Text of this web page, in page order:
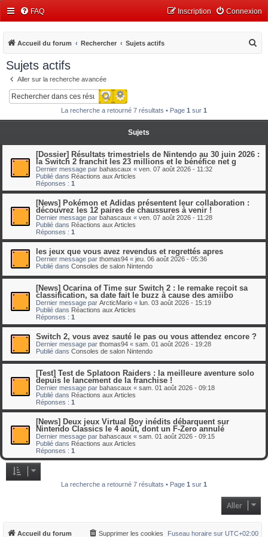
FAQ Connexion
Inscription
Accueil du forum Rechercher Sujets actifs
e
Sujets actifs
Aller sur la recherche avancée
Rechercher
Recherche avancée
La recherche a retourné 7 résultats • Page 1 sur 1
Sujets
[Dossier] Résultats trimestriels de Nintendo au 30 juin 2026 :
la Switch 2 franchit les 23 millions et le bénéfice net g
Dernier message par bahascaux « ven. 07 août 2026 - 11:32
Publié dans Réactions aux Articles
Réponses : 1
[News] Pokémon et Adidas présentent leur collaboration :
découvrez les 12 paires de chaussures à venir !
Dernier message par bahascaux « ven. 07 août 2026 - 11:28
Publié dans Réactions aux Articles
Réponses : 1
les jeux que vous avez revendus et regrettés apres
Dernier message par thomas94 « jeu. 06 août 2026 - 05:36
Publié dans Consoles de salon Nintendo
[News] Ocarina of Time sur Switch 2 : le remake reçoit sa
classification, sa date fait le buzz à cause des amiibo
Dernier message par ArcticMario « lun. 03 août 2026 - 15:19
Publié dans Réactions aux Articles
Réponses : 1
Switch 2, vous avez sauté le pas ou vous attendez encore ?
Dernier message par thomas94 « sam. 01 août 2026 - 19:28
Publié dans Consoles de salon Nintendo
[Test] Test de Splatoon Raiders : la meilleure aventure solo
depuis le lancement de la franchise !
Dernier message par bahascaux « sam. 01 août 2026 - 09:18
Publié dans Réactions aux Articles
Réponses : 1
[News] Deux jeux Virtual Boy inédits débarquent sur
Nintendo Classics le 4 août, dont un F-Zero annulé
Dernier message par bahascaux « sam. 01 août 2026 - 09:15
Publié dans Réactions aux Articles
Réponses : 1
La recherche a retourné 7 résultats • Page 1 sur 1
Aller
Accueil du forum Fuseau horaire sur UTC+02:00
Supprimer les cookies